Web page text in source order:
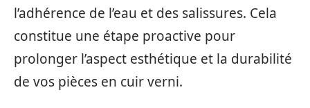
l’adhérence de l’eau et des salissures. Cela
constitue une étape proactive pour
prolonger l’aspect esthétique et la durabilité
de vos pièces en cuir verni.